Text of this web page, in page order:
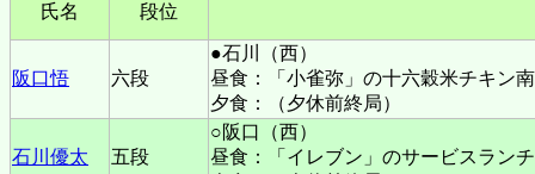
氏名 段位
阪口悟 六段
●石川（西）
昼食：「小雀弥」の十六穀米チキン
夕食：（夕休前終局）
石川優太 五段
○阪口（西）
昼食：「イレブン」のサービスラン